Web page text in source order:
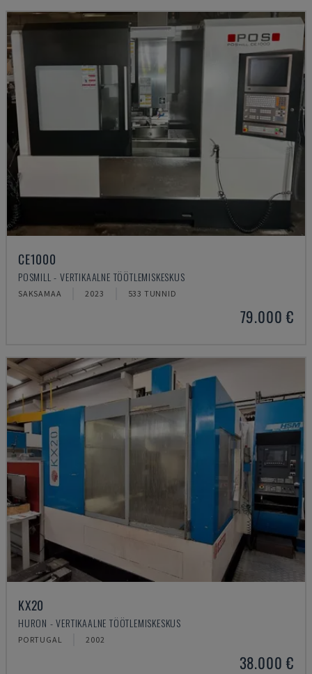
CE1000
POSMILL - VERTIKAALNE TÖÖTLEMISKESKUS
SAKSAMAA 2023 533 TUNNID
79.000 €
KX20
HURON - VERTIKAALNE TÖÖTLEMISKESKUS
PORTUGAL 2002
38.000 €